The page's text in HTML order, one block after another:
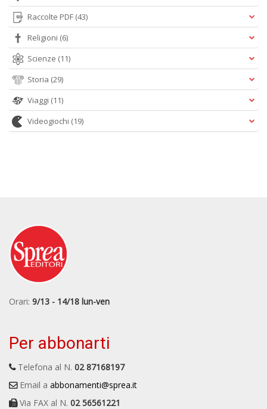
Raccolte PDF (43)
Religioni (6)
Scienze (11)
Storia (29)
Viaggi (11)
Videogiochi (19)
Orari: 9/13 - 14/18 lun-ven
Per abbonarti
Telefona al N. 02 87168197
Email a abbonamenti@sprea.it
Via FAX al N. 02 56561221